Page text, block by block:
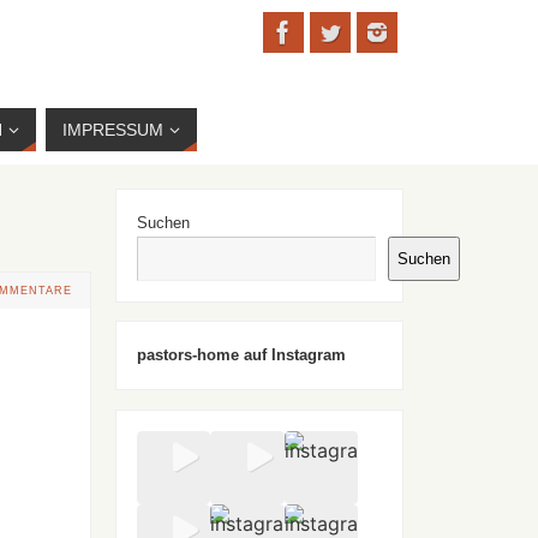
IMPRESSUM
Suchen
Suchen
pastors-home auf Instagram